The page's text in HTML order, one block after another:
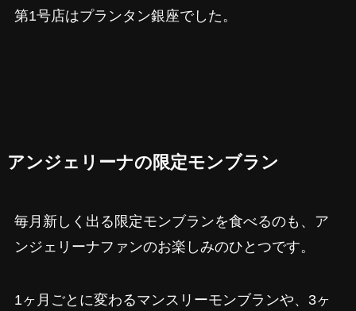
第1号店はプランタン銀座でした。
アンジェリーナの限定モンブラン
毎月新しく出る限定モンブランを食べるのも、ア
ンジェリーナファンのお楽しみのひとつです。
1ヶ月ごとに変わるマンスリーモンブランや、3ヶ